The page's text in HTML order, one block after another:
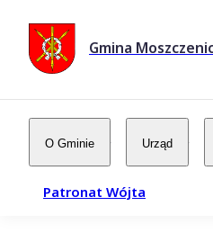
Gmina
O Gminie Urząd
Patronat Wójta